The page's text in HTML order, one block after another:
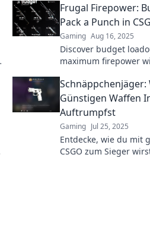
Frugal Firepower:
Pack a Punch in
Gaming Aug 16, 2025
Discover budget
maximum firepower
Schnäppchenjäger:
Günstigen Waffen
Auftrumpfst
Gaming Jul 25, 2025
Entdecke, wie du mit
CSGO zum Sieger